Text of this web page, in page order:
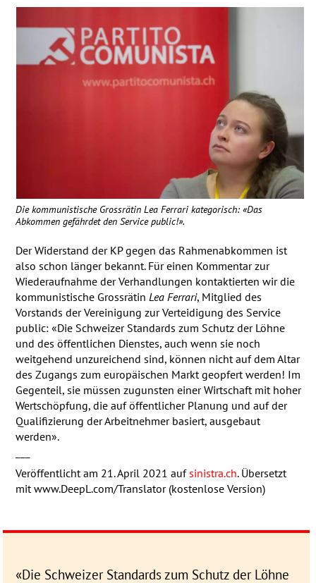
Die kommunistische Grossrätin Lea Ferrari kategorisch: «Das
Abkommen gefährdet den Service public!».
Der Widerstand der KP gegen das Rahmenabkommen ist
also schon länger bekannt. Für einen Kommentar zur
Wiederaufnahme der Verhandlungen kontaktierten wir die
kommunistische Grossrätin Lea Ferrari, Mitglied des
Vorstands der Vereinigung zur Verteidigung des Service
public: «Die Schweizer Standards zum Schutz der Löhne
und des öffentlichen Dienstes, auch wenn sie noch
weitgehend unzureichend sind, können nicht auf dem Altar
des Zugangs zum europäischen Markt geopfert werden! Im
Gegenteil, sie müssen zugunsten einer Wirtschaft mit hoher
Wertschöpfung, die auf öffentlicher Planung und auf der
Qualifizierung der Arbeitnehmer basiert, ausgebaut
werden».
Veröffentlicht am 21. April 2021 auf sinistra.ch. Übersetzt
mit www.DeepL.com/Translator (kostenlose Version)
«Die Schweizer Stan­dards zum Schutz der Löhne